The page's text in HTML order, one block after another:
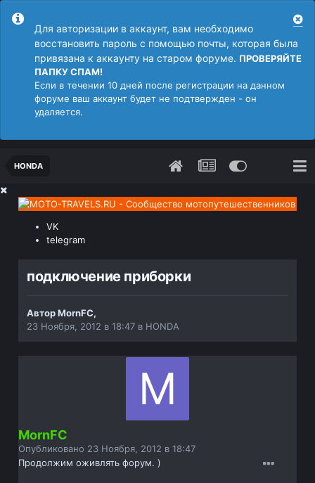
Для авторизации в аккаунт, вам необходимо
восстановить пароль с помощью почты, которая была
привязана к аккаунту на старом форуме. ПРОВЕРЯЙТЕ
ПАПКУ СПАМ!
Если в течении 10 дней после регистрации на данном
форуме ваш аккаунт будет не подтвержден - он
удаляется.
HONDA
VK
telegram
подключение приборки
АвторMornFC,
23 Ноября, 2012 в 18:47 в HONDA
MornFC
Опубликовано 23 Ноября, 2012 в 18:47
Продолжим оживлять форум. )